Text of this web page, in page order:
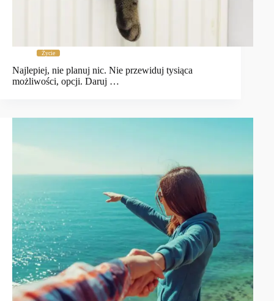
Życie
Najlepiej, nie planuj nic. Nie przewiduj tysiąca
możliwości, opcji. Daruj …